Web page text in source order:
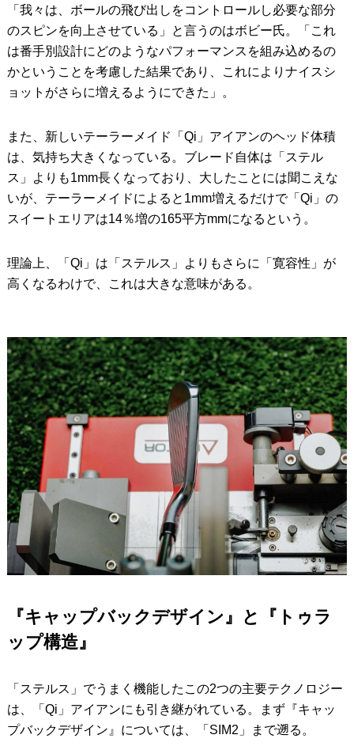
「我々は、ボールの飛び出しをコントロールし必要な部分
のスピンを向上させている」と言うのはボビー氏。「これ
は番手別設計にどのようなパフォーマンスを組み込めるの
かということを考慮した結果であり、これによりナイスシ
ョットがさらに増えるようにできた」。
また、新しいテーラーメイド「Qi」アイアンのヘッド体積
は、気持ち大きくなっている。ブレード自体は「ステル
ス」よりも1mm長くなっており、大したことには聞こえな
いが、テーラーメイドによると1mm増えるだけで「Qi」の
スイートエリアは14％増の165平方mmになるという。
理論上、「Qi」は「ステルス」よりもさらに「寛容性」が
高くなるわけで、これは大きな意味がある。
『キャップバックデザイン』と『トゥラ
ップ構造』
「ステルス」でうまく機能したこの2つの主要テクノロジー
は、「Qi」アイアンにも引き継がれている。まず『キャッ
プバックデザイン』については、「SIM2」まで遡る。